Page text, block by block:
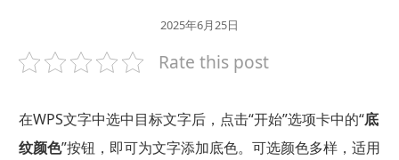
2025年6月25日
Rate this post
在WPS文字中选中目标文字后，点击“开始”选项卡中的“底
纹颜色”按钮，即可为文字添加底色。可选颜色多样，适用